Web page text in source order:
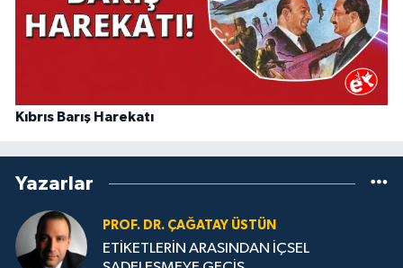
Kıbrıs Barış Harekatı
Yazarlar
PROF. DR. ÇAĞATAY ÜSTÜN
ETİKETLERİN ARASINDAN İÇSEL